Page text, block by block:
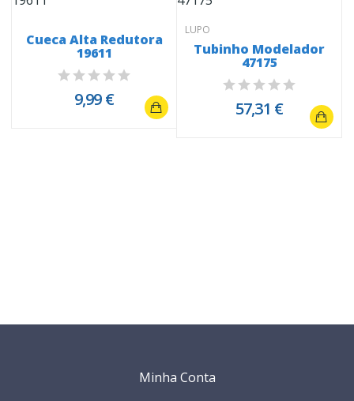
Cueca Alta Redutora
19611
9,99 €
LUPO
Tubinho Modelador
47175
57,31 €
Minha Conta